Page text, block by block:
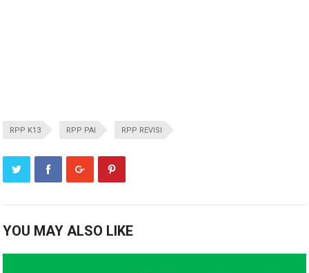
RPP K13 RPP PAI RPP REVISI
YOU MAY ALSO LIKE